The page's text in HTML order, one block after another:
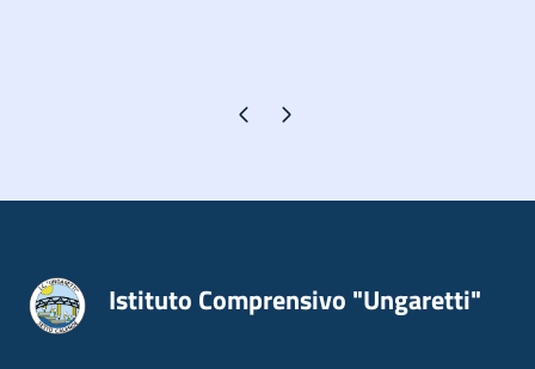
Pagina precedente
Pagina successiva
Istituto Comprensivo "Ungaretti"